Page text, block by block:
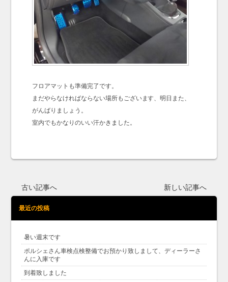
フロアマットも準備完了です。
まだやらなければならない場所もございます、明日また、
がんばりましょう。
室内でもかなりのいい汗かきました。
古い記事へ 新しい記事へ
最近の投稿
暑い週末です
ポルシェさん車検点検整備でお預かり致しまして、ディーラーさ
んに入庫です
到着致しました